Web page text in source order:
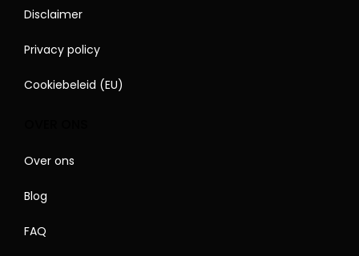
Disclaimer
Privacy policy
Cookiebeleid (EU)
Over ons
Blog
FAQ